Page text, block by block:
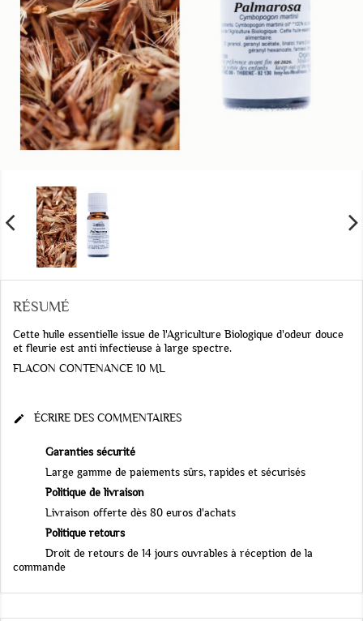
RÉSUMÉ
Cette huile essentielle issue de l'Agriculture Biologique d'odeur douce
et fleurie est anti infectieuse à large spectre.
FLACON CONTENANCE 10 ML
 ÉCRIRE DES COMMENTAIRES
Garanties sécurité
Large gamme de paiements sûrs, rapides et sécurisés
Politique de livraison
Livraison offerte dès 80 euros d'achats
Politique retours
Droit de retours de 14 jours ouvrables à réception de la
commande